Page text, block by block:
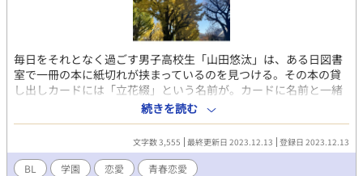
毎日をそれとなく過ごす男子高校生「山田悠汰」は、ある日図書
室で一冊の本に紙切れが挟まっているのを見つける。その本の貸
し出しカードには「立花綴」という名前が。カードに名前と一緒
に書いてあった綴の教室へ行くと、友人から綴が不登校だと知
る。 一冊の本と図書室がつなげる、普通の男子高校生と不登校の
続きを読む
文字数 3,555 最終更新日 2023.12.13 登録日 2023.12.13
BL 学園 恋愛 青春恋愛